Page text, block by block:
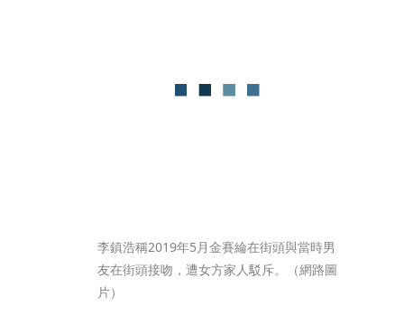
李鎮浩稱2019年5月金賽綸在街頭與當時男
友在街頭接吻，遭女方家人駁斥。（網路圖
片）